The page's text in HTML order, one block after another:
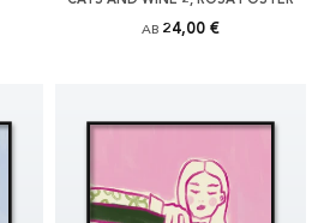
AB 24,00 €